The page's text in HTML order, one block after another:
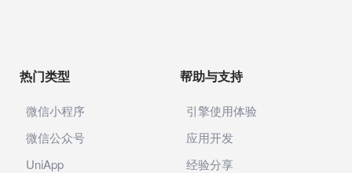
热门类型
微信小程序
微信公众号
UniApp
帮助与支持
引擎使用体验
应用开发
经验分享